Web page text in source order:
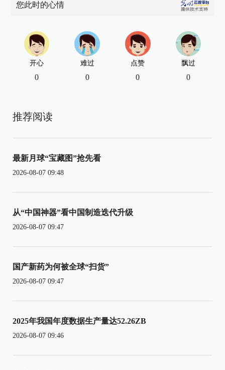
您此时的心情
开心
0
难过
0
点赞
0
飘过
0
推荐阅读
最新月球“宝藏图”抢先看
2026-08-07 09:48
从“中国神器”看中国制造迭代升级
2026-08-07 09:47
国产新药为何被全球“扫货”
2026-08-07 09:47
2025年我国年度数据生产量达52.26ZB
2026-08-07 09:46